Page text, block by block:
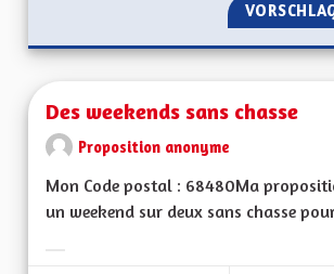
Des weekends sans chasse
Proposition anonyme
Mon Code postal : 68480Ma
un weekend sur deux sans chasse